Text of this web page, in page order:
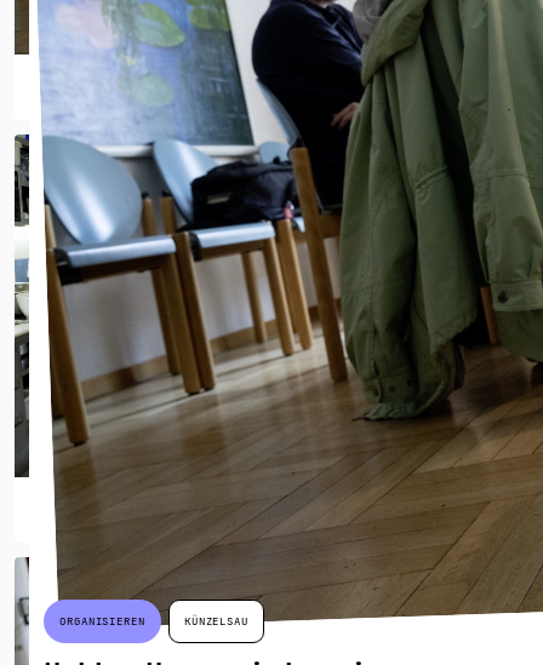
ORGANISIEREN KÜNZELSAU
Hobby-Hausmeister:in
für das Aufnahmehaus
ORGANISIEREN KÜNZELSAU
VERPFLEGEN
Mitarbeit Tagesstätte Windrad
inklusive Lieferdienst